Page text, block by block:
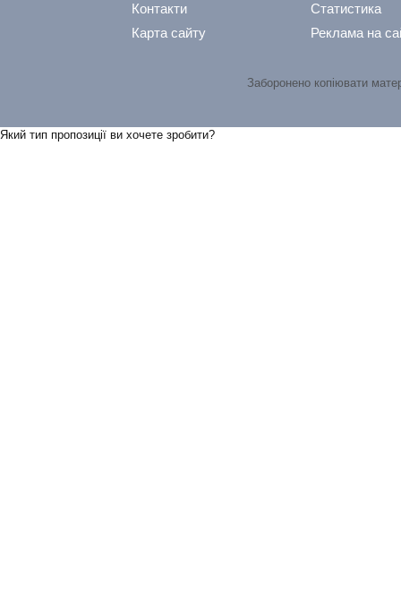
Контакти
Карта сайту
Статистика
Реклама на
Заборонено копіювати
Який тип пропозицiї ви хочете зробити?